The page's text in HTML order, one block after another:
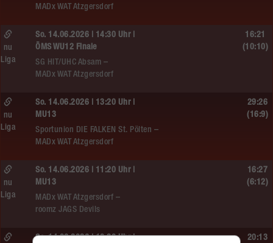
MADx WAT Atzgersdorf
So. 14.06.2026 | 14:30 Uhr |
ÖMS WU12 Finale
SG HIT/UHC Absam –
MADx WAT Atzgersdorf
nu
Liga
16:21
(10:10)
So. 14.06.2026 | 13:20 Uhr |
MU13
Sportunion DIE FALKEN St. Pölten –
MADx WAT Atzgersdorf
nu
Liga
29:26
(16:9)
So. 14.06.2026 | 11:20 Uhr |
MU13
MADx WAT Atzgersdorf –
roomz JAGS Devils
nu
Liga
16:27
(6:12)
So. 14.06.2026 | 10:30 Uhr |
20:13